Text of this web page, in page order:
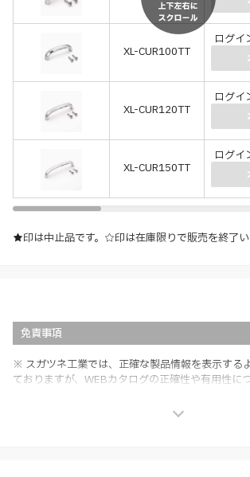
XL-CUR100TT
ログイ
XL-CUR120TT
ログイ
XL-CUR150TT
ログイ
★印は中止品です。☆印は在庫限りで販売を終了い
免責事項
※ スガツネ工業では、正確な製品情報を表示する
ておりますが、WEBカタログの正確性や有用性に